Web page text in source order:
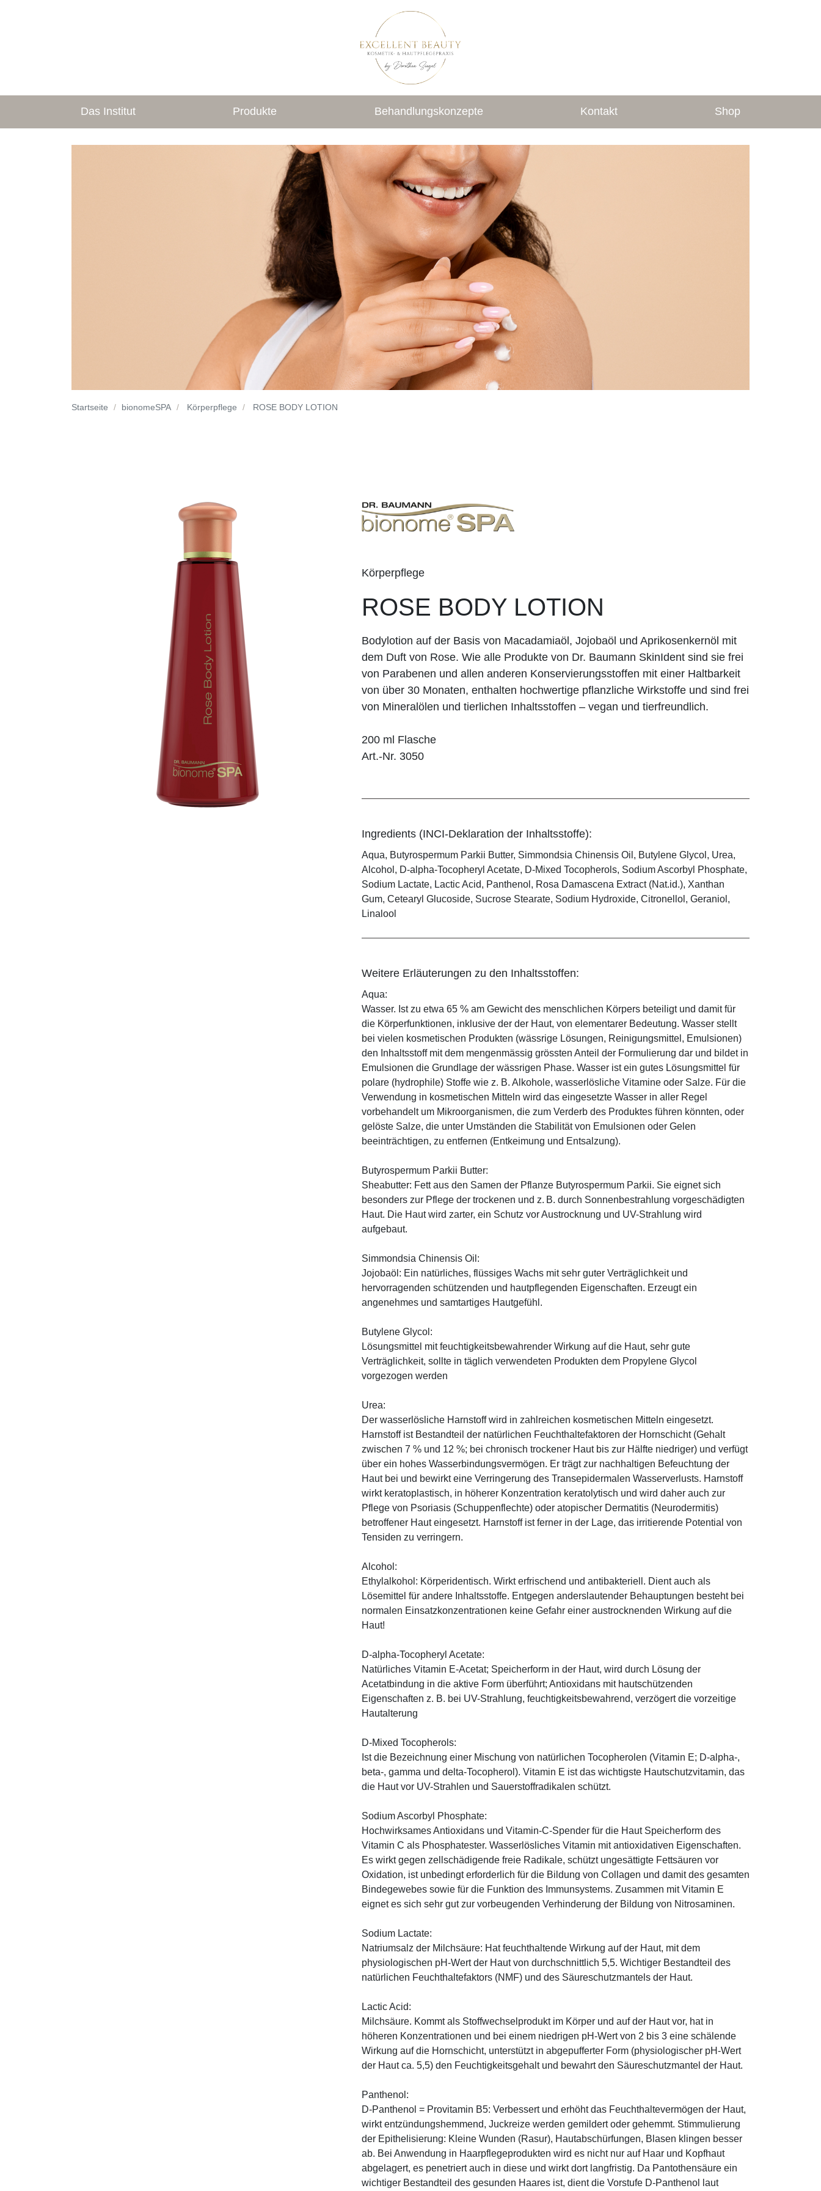
Das Institut Produkte Behandlungskonzepte Kontakt Shop
Startseite bionomeSPA Körperpflege ROSE BODY LOTION
Körperpflege
ROSE BODY LOTION
Bodylotion auf der Basis von Macadamiaöl, Jojobaöl und Aprikosenkernöl mit
dem Duft von Rose. Wie alle Produkte von Dr. Baumann SkinIdent sind sie frei
von Parabenen und allen anderen Konservierungsstoffen mit einer Haltbarkeit
von über 30 Monaten, enthalten hochwertige pflanzliche Wirkstoffe und sind frei
von Mineralölen und tierlichen Inhaltsstoffen – vegan und tierfreundlich.
200 ml Flasche
Art.-Nr. 3050
Ingredients (INCI-Deklaration der Inhaltsstoffe):
Aqua, Butyrospermum Parkii Butter, Simmondsia Chinensis Oil, Butylene Glycol, Urea,
Alcohol, D-alpha-Tocopheryl Acetate, D-Mixed Tocopherols, Sodium Ascorbyl Phosphate,
Sodium Lactate, Lactic Acid, Panthenol, Rosa Damascena Extract (Nat.id.), Xanthan
Gum, Cetearyl Glucoside, Sucrose Stearate, Sodium Hydroxide, Citronellol, Geraniol,
Linalool
Weitere Erläuterungen zu den Inhaltsstoffen:
Aqua:
Wasser. Ist zu etwa 65 % am Gewicht des menschlichen Körpers beteiligt und damit für
die Körperfunktionen, inklusive der der Haut, von elementarer Bedeutung. Wasser stellt
bei vielen kosmetischen Produkten (wässrige Lösungen, Reinigungsmittel, Emulsionen)
den Inhaltsstoff mit dem mengenmässig grössten Anteil der Formulierung dar und bildet in
Emulsionen die Grundlage der wässrigen Phase. Wasser ist ein gutes Lösungsmittel für
polare (hydrophile) Stoffe wie z. B. Alkohole, wasserlösliche Vitamine oder Salze. Für die
Verwendung in kosmetischen Mitteln wird das eingesetzte Wasser in aller Regel
vorbehandelt um Mikroorganismen, die zum Verderb des Produktes führen könnten, oder
gelöste Salze, die unter Umständen die Stabilität von Emulsionen oder Gelen
beeinträchtigen, zu entfernen (Entkeimung und Entsalzung).
Butyrospermum Parkii Butter:
Sheabutter: Fett aus den Samen der Pflanze Butyrospermum Parkii. Sie eignet sich
besonders zur Pflege der trockenen und z. B. durch Sonnenbestrahlung vorgeschädigten
Haut. Die Haut wird zarter, ein Schutz vor Austrocknung und UV-Strahlung wird
aufgebaut.
Simmondsia Chinensis Oil:
Jojobaöl: Ein natürliches, flüssiges Wachs mit sehr guter Verträglichkeit und
hervorragenden schützenden und hautpflegenden Eigenschaften. Erzeugt ein
angenehmes und samtartiges Hautgefühl.
Butylene Glycol:
Lösungsmittel mit feuchtigkeitsbewahrender Wirkung auf die Haut, sehr gute
Verträglichkeit, sollte in täglich verwendeten Produkten dem Propylene Glycol
vorgezogen werden
Urea:
Der wasserlösliche Harnstoff wird in zahlreichen kosmetischen Mitteln eingesetzt.
Harnstoff ist Bestandteil der natürlichen Feuchthaltefaktoren der Hornschicht (Gehalt
zwischen 7 % und 12 %; bei chronisch trockener Haut bis zur Hälfte niedriger) und verfügt
über ein hohes Wasserbindungsvermögen. Er trägt zur nachhaltigen Befeuchtung der
Haut bei und bewirkt eine Verringerung des Transepidermalen Wasserverlusts. Harnstoff
wirkt keratoplastisch, in höherer Konzentration keratolytisch und wird daher auch zur
Pflege von Psoriasis (Schuppenflechte) oder atopischer Dermatitis (Neurodermitis)
betroffener Haut eingesetzt. Harnstoff ist ferner in der Lage, das irritierende Potential von
Tensiden zu verringern.
Alcohol:
Ethylalkohol: Körperidentisch. Wirkt erfrischend und antibakteriell. Dient auch als
Lösemittel für andere Inhaltsstoffe. Entgegen anderslautender Behauptungen besteht bei
normalen Einsatzkonzentrationen keine Gefahr einer austrocknenden Wirkung auf die
Haut!
D-alpha-Tocopheryl Acetate:
Natürliches Vitamin E-Acetat; Speicherform in der Haut, wird durch Lösung der
Acetatbindung in die aktive Form überführt; Antioxidans mit hautschützenden
Eigenschaften z. B. bei UV-Strahlung, feuchtigkeitsbewahrend, verzögert die vorzeitige
Hautalterung
D-Mixed Tocopherols:
Ist die Bezeichnung einer Mischung von natürlichen Tocopherolen (Vitamin E; D-alpha-,
beta-, gamma und delta-Tocopherol). Vitamin E ist das wichtigste Hautschutzvitamin, das
die Haut vor UV-Strahlen und Sauerstoffradikalen schützt.
Sodium Ascorbyl Phosphate:
Hochwirksames Antioxidans und Vitamin-C-Spender für die Haut Speicherform des
Vitamin C als Phosphatester. Wasserlösliches Vitamin mit antioxidativen Eigenschaften.
Es wirkt gegen zellschädigende freie Radikale, schützt ungesättigte Fettsäuren vor
Oxidation, ist unbedingt erforderlich für die Bildung von Collagen und damit des gesamten
Bindegewebes sowie für die Funktion des Immunsystems. Zusammen mit Vitamin E
eignet es sich sehr gut zur vorbeugenden Verhinderung der Bildung von Nitrosaminen.
Sodium Lactate:
Natriumsalz der Milchsäure: Hat feuchthaltende Wirkung auf der Haut, mit dem
physiologischen pH-Wert der Haut von durchschnittlich 5,5. Wichtiger Bestandteil des
natürlichen Feuchthaltefaktors (NMF) und des Säureschutzmantels der Haut.
Lactic Acid:
Milchsäure. Kommt als Stoffwechselprodukt im Körper und auf der Haut vor, hat in
höheren Konzentrationen und bei einem niedrigen pH-Wert von 2 bis 3 eine schälende
Wirkung auf die Hornschicht, unterstützt in abgepufferter Form (physiologischer pH-Wert
der Haut ca. 5,5) den Feuchtigkeitsgehalt und bewahrt den Säureschutzmantel der Haut.
Panthenol:
D-Panthenol = Provitamin B5: Verbessert und erhöht das Feuchthaltevermögen der Haut,
wirkt entzündungshemmend, Juckreize werden gemildert oder gehemmt. Stimmulierung
der Epithelisierung: Kleine Wunden (Rasur), Hautabschürfungen, Blasen klingen besser
ab. Bei Anwendung in Haarpflegeprodukten wird es nicht nur auf Haar und Kopfhaut
abgelagert, es penetriert auch in diese und wirkt dort langfristig. Da Pantothensäure ein
wichtiger Bestandteil des gesunden Haares ist, dient die Vorstufe D-Panthenol laut